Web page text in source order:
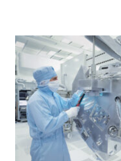
Zeige
grösseres
Bild